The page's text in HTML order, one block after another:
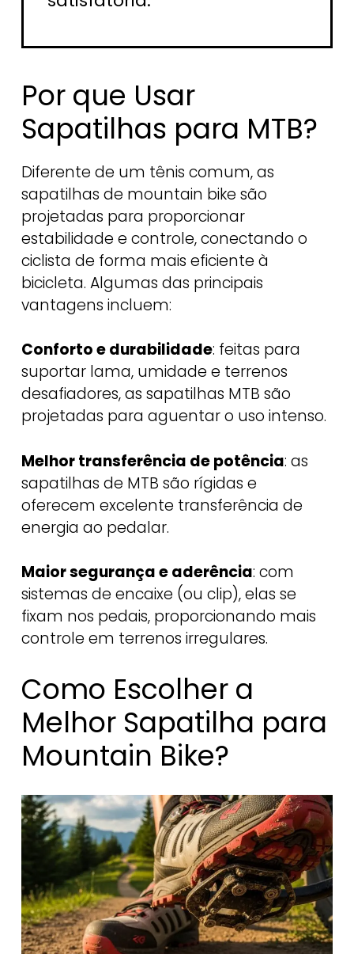
Por que Usar
Sapatilhas para MTB?
Diferente de um tênis comum, as
sapatilhas de mountain bike são
projetadas para proporcionar
estabilidade e controle, conectando o
ciclista de forma mais eficiente à
bicicleta. Algumas das principais
vantagens incluem:
Conforto e durabilidade: feitas para
suportar lama, umidade e terrenos
desafiadores, as sapatilhas MTB são
projetadas para aguentar o uso intenso.
Melhor transferência de potência: as
sapatilhas de MTB são rígidas e
oferecem excelente transferência de
energia ao pedalar.
Maior segurança e aderência: com
sistemas de encaixe (ou clip), elas se
fixam nos pedais, proporcionando mais
controle em terrenos irregulares.
Como Escolher a
Melhor Sapatilha para
Mountain Bike?